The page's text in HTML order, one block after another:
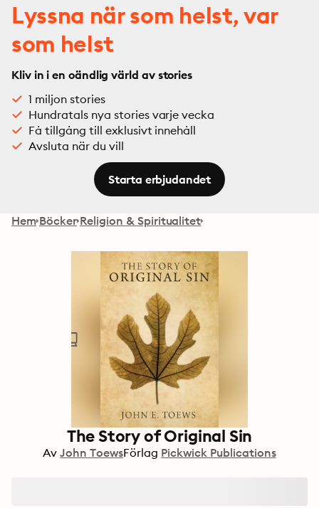
Lyssna när som helst, var
som helst
Kliv in i en oändlig värld av stories
1 miljon stories
Hundratals nya stories varje vecka
Få tillgång till exklusivt innehåll
Avsluta när du vill
Starta erbjudandet
Hem Böcker Religion & Spiritualitet
The Story of Original Sin
Av John ToewsFörlag Pickwick Publications